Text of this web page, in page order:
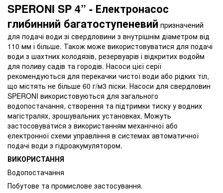
SPERONI SP 4” - Електронасос
глибинний багатоступеневий призначений
для подачі води зі свердловини з внутрішнім діаметром від
110 мм і більше. Також може використовуватися для подачі
води з шахтних колодязів, резервуарів і відкритих водойм
для поливу садів та городів. Насоси цієї серії
рекомендуються для перекачки чистої води або рідких тіл,
що містять не більше 60 г/м3 піски. Насоси для свердловин
SPERONI використовуються для загального
водопостачання, створення та підтримки тиску у водних
магістралях, зрошувальних установках. Можуть
застосовуватися з використанням механічної або
електронної схеми управління в системах автоматичної
подачі води з гідроакумулятором.
ВИКОРИСТАННЯ
Водопостачання
Побутове та промислове застосування.